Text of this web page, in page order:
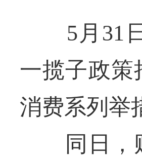
5月31日
一揽子政策
消费系列举
同日，财